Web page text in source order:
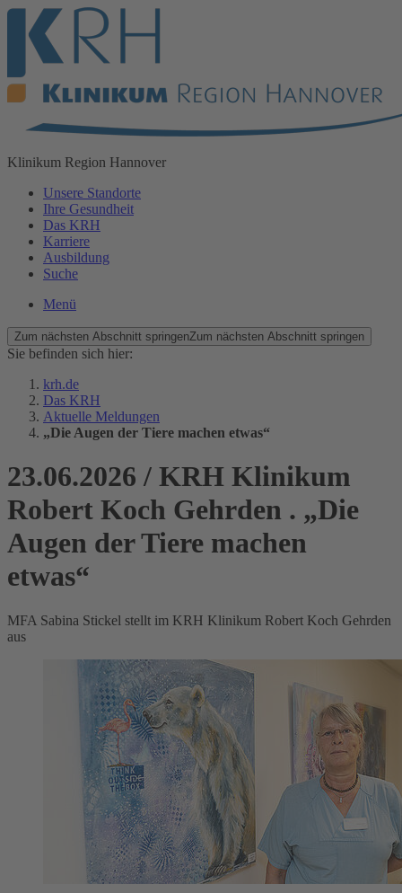
Klinikum Region Hannover
Unsere Standorte
Ihre Gesundheit
Das KRH
Karriere
Ausbildung
Suche
Menü
Zum nächsten Abschnitt springenZum nächsten Abschnitt springen
Sie befinden sich hier:
krh.de
Das KRH
Aktuelle Meldungen
„Die Augen der Tiere machen etwas“
23.06.2026 / KRH Klinikum
Robert Koch Gehrden . „Die
Augen der Tiere machen
etwas“
MFA Sabina Stickel stellt im KRH Klinikum Robert Koch Gehrden
aus